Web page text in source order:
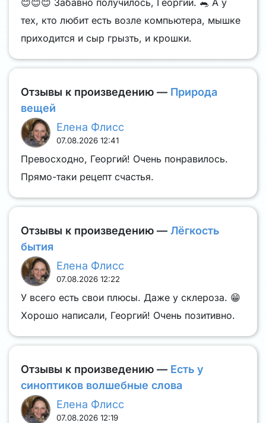
тех, кто любит есть возле компьютера, мышке
приходится и сыр грызть, и крошки.
Отзывы к произведению — Природа
вещей
Елена Флисс
07.08.2026 12:41
Превосходно, Георгий! Очень понравилось.
Прямо-таки рецепт счастья.
Отзывы к произведению — Лëгкость
бытия
Елена Флисс
07.08.2026 12:22
У всего есть свои плюсы. Даже у склероза. 😁
Хорошо написали, Георгий! Очень позитивно.
Отзывы к произведению — Есть у
синоптиков волшебные слова
Елена Флисс
07.08.2026 12:19